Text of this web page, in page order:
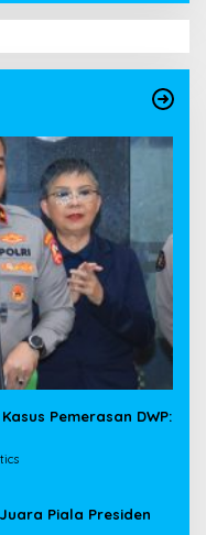
Pemerasan DWP:
Piala Presiden